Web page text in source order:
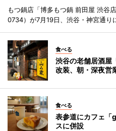
もつ鍋店「博多もつ鍋 前田屋 渋谷
0734）が7月19日、渋谷・神宮通り
食べる
渋谷の老舗居酒
改装、朝・深夜営
食べる
表参道にカフェ
スに併設